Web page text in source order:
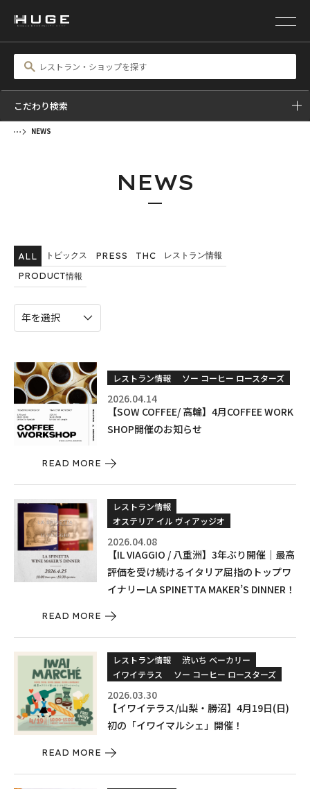
こだわり検索
NEWS
NEWS
ALL トピックス PRESS THC
レストラン情報
PRODUCT情報
レストラン情報 ソー コーヒー ロースターズ
2026.04.14
【SOW COFFEE/ 高輪】4月COFFEE WORK
SHOP開催のお知らせ
READ MORE
レストラン情報
オステリア イル ヴィアッジオ
2026.04.08
【IL VIAGGIO / 八重洲】3年ぶり開催｜最高
評価を受け続けるイタリア屈指のトップワ
イナリーLA SPINETTA MAKER’S DINNER！
READ MORE
レストラン情報
渋いち ベーカリー
イワイテラス
ソー コーヒー ロースターズ
2026.03.30
【イワイテラス/山梨・勝沼】4月19日(日)
初の「イワイマルシェ」開催！
READ MORE